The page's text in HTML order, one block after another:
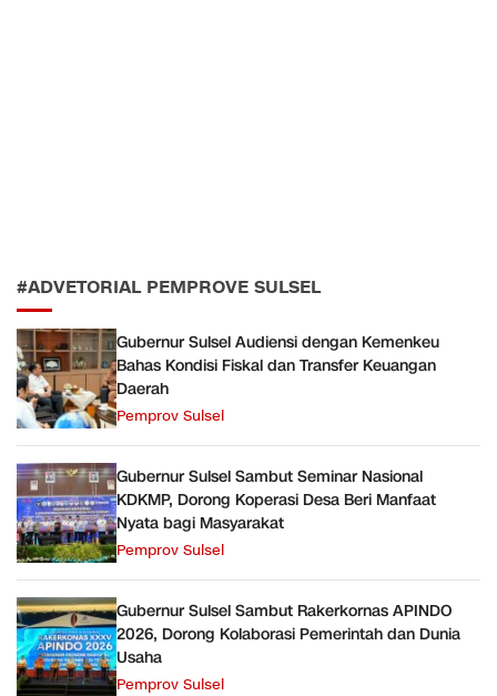
#ADVETORIAL PEMPROVE SULSEL
Gubernur Sulsel Audiensi dengan Kemenkeu
Bahas Kondisi Fiskal dan Transfer Keuangan
Daerah
Pemprov Sulsel
Gubernur Sulsel Sambut Seminar Nasional
KDKMP, Dorong Koperasi Desa Beri Manfaat
Nyata bagi Masyarakat
Pemprov Sulsel
Gubernur Sulsel Sambut Rakerkornas APINDO
2026, Dorong Kolaborasi Pemerintah dan Dunia
Usaha
Pemprov Sulsel